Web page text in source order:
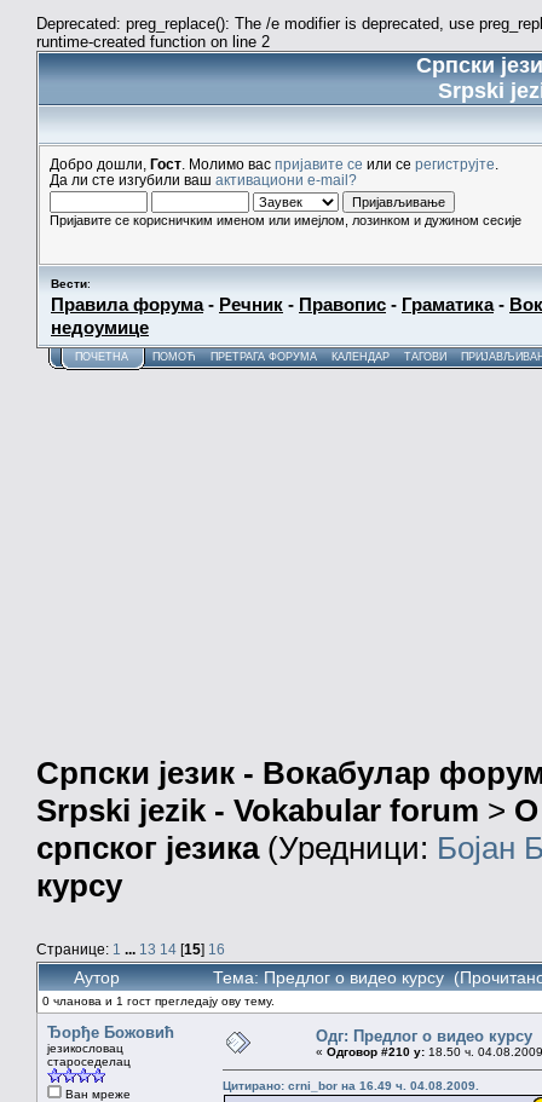
Deprecated: preg_replace(): The /e modifier is deprecated, use
runtime-created function on line 2
Српски
Srpski
Добро дошли, Гост . Молимо вас пријавите се или се региструјте
Да ли сте изгубили ваш активациони e-mail?
Пријавите се корисничким именом или имејлом, лозинком и дужином сесије
Вести:
Правила форума- Речник - Правопис - Граматика-
недоумице
ПОЧЕТНА ПОМОЋ ПРЕТРАГА ФОРУМА КАЛЕНДАР ТАГОВИ
Српски језик - Вокабулар
Srpski jezik - Vokabular forum > О
српског језика(Уредници: Бојан
курсу
Странице: 1 ... 13 14 [15] 16
Аутор Тема: Предлог о видео курсу
0 чланова и 1 гост прегледају ову тему.
Ђорђе Божовић
језикословац
староседелац
Ван мреже
Одг: Предлог о видео курсу
« Одговор #210 у: 18.50 ч.
Цитирано: crni_bor на 16.49 ч. 04.08.2009.